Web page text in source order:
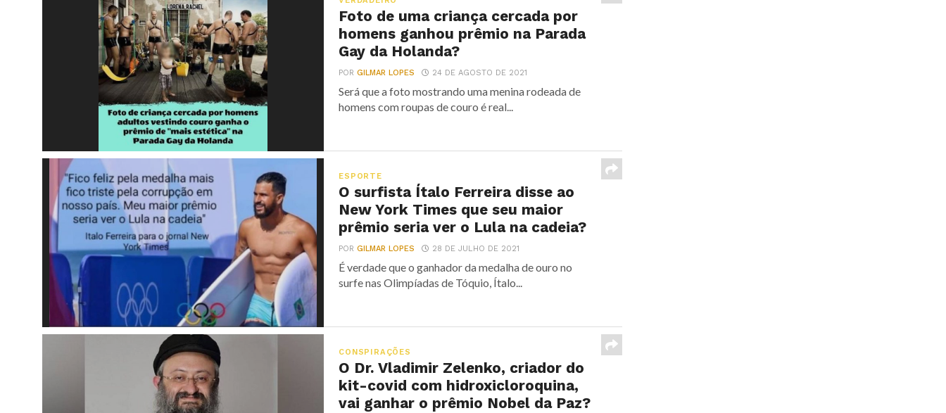
Foto de uma criança cercada por
homens ganhou prêmio na Parada
Gay da Holanda?
PORGILMAR LOPES 24 DE AGOSTO DE 2021
Será que a foto mostrando uma menina rodeada de
homens com roupas de couro é real...
ESPORTE
O surfista Ítalo Ferreira disse ao
New York Times que seu maior
prêmio seria ver o Lula na cadeia?
PORGILMAR LOPES 28 DE JULHO DE 2021
É verdade que o ganhador da medalha de ouro no
surfe nas Olimpíadas de Tóquio, Ítalo...
CONSPIRAÇÕES
O Dr. Vladimir Zelenko, criador do
kit-covid com hidroxicloroquina,
vai ganhar o prêmio Nobel da Paz?